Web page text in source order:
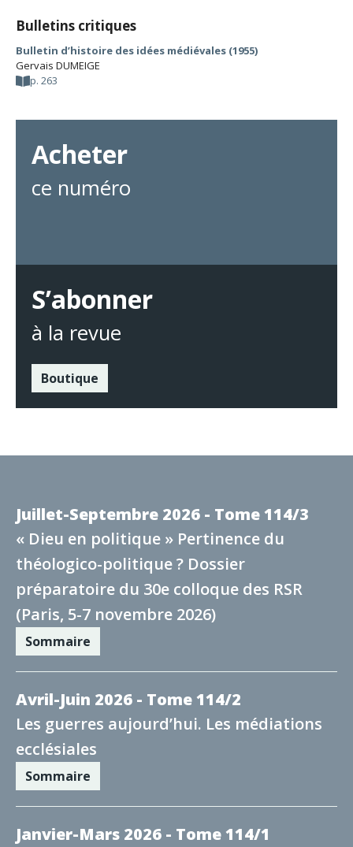
Bulletins critiques
Bulletin d’histoire des idées médiévales (1955)
Gervais DUMEIGE
p. 263
Acheter
ce numéro
S’abonner
à la revue
Boutique
Juillet-Septembre 2026 - Tome 114/3
« Dieu en politique » Pertinence du
théologico-politique ? Dossier
préparatoire du 30e colloque des RSR
(Paris, 5-7 novembre 2026)
Sommaire
Avril-Juin 2026 - Tome 114/2
Les guerres aujourd’hui. Les médiations
ecclésiales
Sommaire
Janvier-Mars 2026 - Tome 114/1